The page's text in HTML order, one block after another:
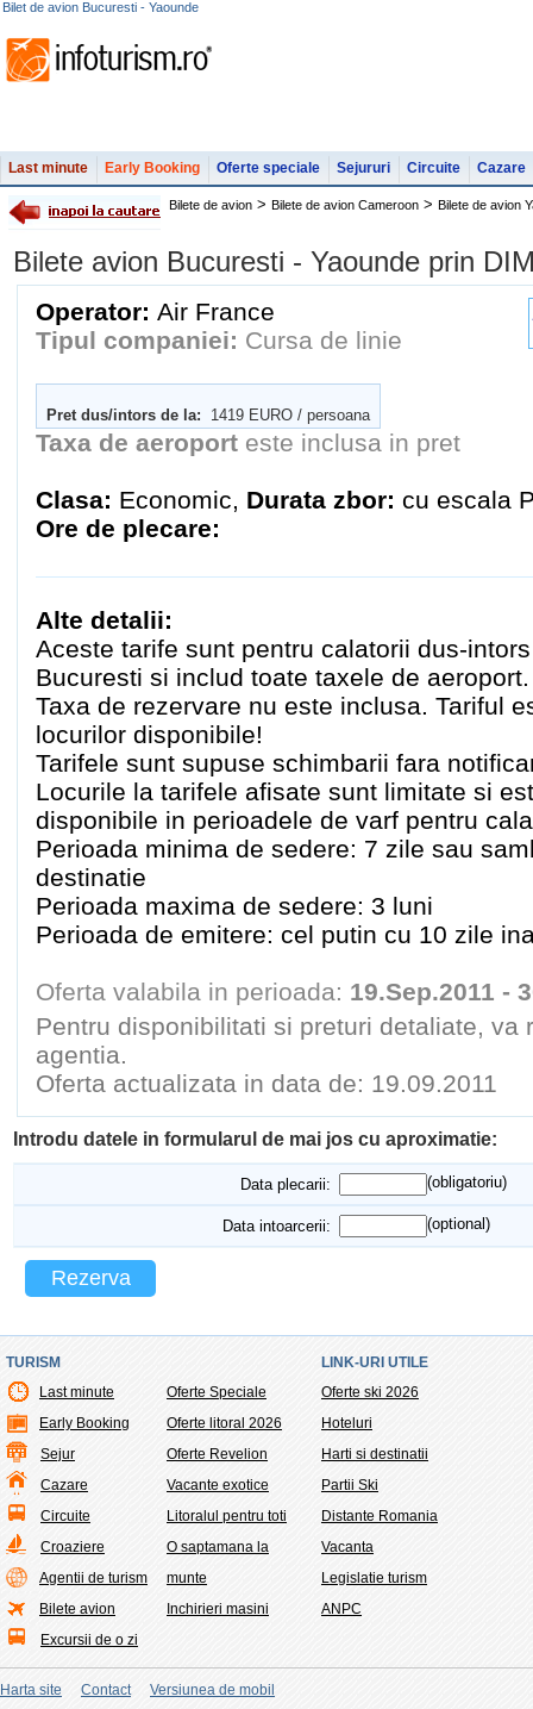
Bilet de avion Bucuresti - Yaounde
Last minute Early Booking Oferte speciale Sejururi Circuite Cazare
Bilete de avion > Bilete de avion Cameroon > Bilete de avion
Bilete avion Bucuresti - Yaounde prin
Operator: Air France
Tipul companiei: Cursa de linie
Pret dus/intors de la: 1419 EURO / persoana
Taxa de aeroport este inclusa in pret
Clasa: Economic, Durata zbor: cu escala
Ore de plecare:
Alte detalii:
Aceste tarife sunt pentru calatorii dus-
Bucuresti si includ toate taxele de aeroport.
Taxa de rezervare nu este inclusa. Tariful
locurilor disponibile!
Tarifele sunt supuse schimbarii fara
Locurile la tarifele afisate sunt limitate si
disponibile in perioadele de varf pentru
Perioada minima de sedere: 7 zile sau
destinatie
Perioada maxima de sedere: 3 luni
Perioada de emitere: cel putin cu 10 zile
Oferta valabila in perioada: 19.Sep.2011 -
Pentru disponibilitati si preturi detaliate, va
agentia.
Oferta actualizata in data de: 19.09.2011
Introdu datele in formularul de mai jos cu aproximatie:
Data plecarii: (obligatoriu)
Data intoarcerii: (optional)
Rezerva
TURISM
Last minute
Early Booking
Sejur
Cazare
Circuite
Croaziere
Agentii de turism
Bilete avion
Excursii de o zi
Oferte Speciale
Oferte litoral 2026
Oferte Revelion
Vacante exotice
Litoralul pentru toti
O saptamana la
munte
Inchirieri masini
LINK-URI UTILE
Oferte ski 2026
Hoteluri
Harti si destinatii
Partii Ski
Distante Romania
Vacanta
Legislatie turism
ANPC
Harta site Contact Versiunea de mobil